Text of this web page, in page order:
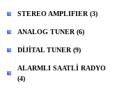
STEREO AMPLIFIER (3)
ANALOG TUNER (6)
DİJİTAL TUNER (9)
ALARMLI SAATLİ RADYO
(4)